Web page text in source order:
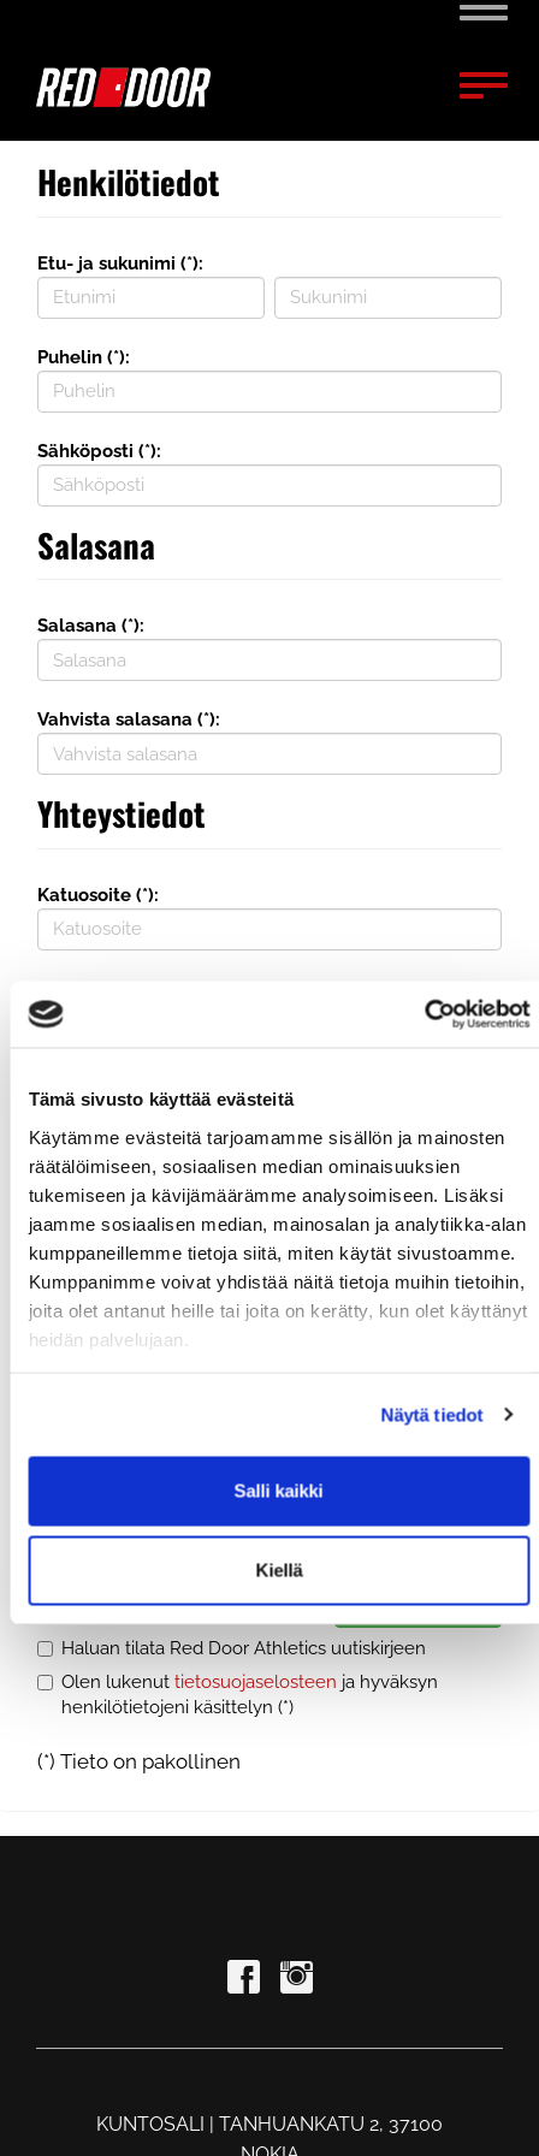
Tämä sivusto käyttää evästeitä
Käytämme evästeitä tarjoamamme sisällön ja mainosten
räätälöimiseen, sosiaalisen median ominaisuuksien
tukemiseen ja kävijämäärämme analysoimiseen. Lisäksi
jaamme sosiaalisen median, mainosalan ja analytiikka-alan
kumppaneillemme tietoja siitä, miten käytät sivustoamme.
Kumppanimme voivat yhdistää näitä tietoja muihin tietoihin,
joita olet antanut heille tai joita on kerätty, kun olet käyttänyt
heidän palvelujaan.
Näytä tiedot
Salli kaikki
Kiellä
Henkilötiedot
Etu- ja sukunimi (*):
Puhelin (*):
Sähköposti (*):
Salasana
Salasana (*):
Vahvista salasana (*):
Yhteystiedot
Katuosoite (*):
Suomi
Lisätiedot
Rekisteröidy
Haluan tilata Red Door Athletics uutiskirjeen
Olen lukenut tietosuojaselosteen ja hyväksyn
henkilötietojeni käsittelyn (*)
(*) Tieto on pakollinen
KUNTOSALI | TANHUANKATU 2, 37100